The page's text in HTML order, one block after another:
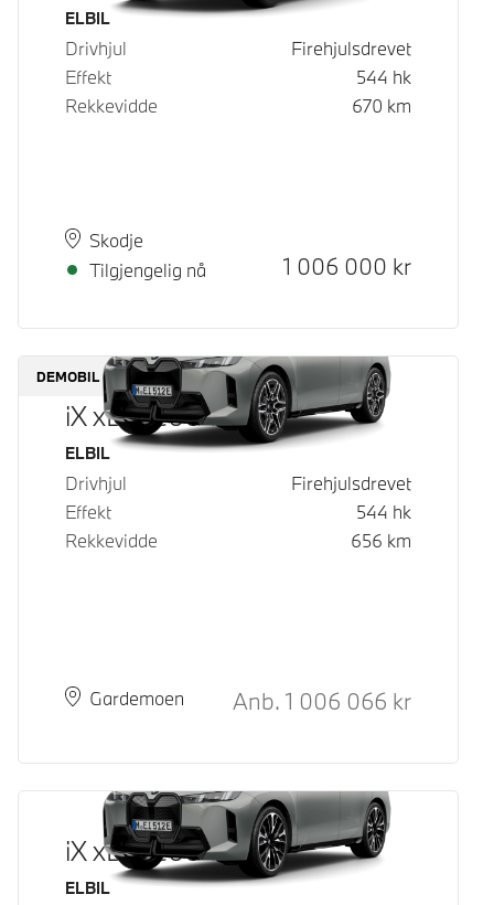
Drivstoff
ELBIL
Drivhjul
Firehjulsdrevet
Effekt
544 hk
Rekkevidde
670 km
PlassSkodje
Leveringstid
Tilgjengelig nå
Kontantpris
1 006 000 kr
DEMOBIL
iX xDrive60
Drivstoff
ELBIL
Drivhjul
Firehjulsdrevet
Effekt
544 hk
Rekkevidde
656 km
PlassGardemoen
Leveringstid Kontantpris
Anb. 1 006 066 kr
iX xDrive60
Drivstoff
ELBIL